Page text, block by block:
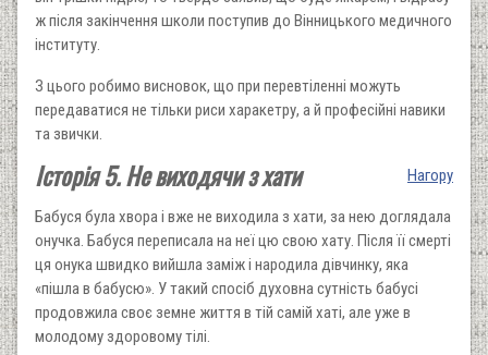
ж після закінчення школи поступив до Вінницького медичного
інституту.
З цього робимо висновок, що при перевтіленні можуть
передаватися не тільки риси харакетру, а й професійні навики
та звички.
Нагору
Історія 5. Не виходячи з хати
Бабуся була хвора і вже не виходила з хати, за нею доглядала
онучка. Бабуся переписала на неї цю свою хату. Після її смерті
ця онука швидко вийшла заміж і народила дівчинку, яка
«пішла в бабусю». У такий спосіб духовна сутність бабусі
продовжила своє земне життя в тій самій хаті, але уже в
молодому здоровому тілі.